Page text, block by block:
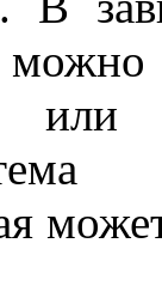
или